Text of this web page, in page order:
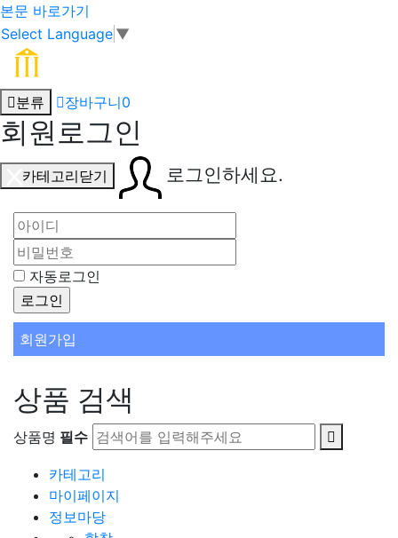
본문 바로가기
Select Language ▼
분류 장바구니0
회원로그인
카테고리닫기 로그인하세요.
자동로그인
회원가입
상품 검색
상품명 필수
카테고리
마이페이지
정보마당